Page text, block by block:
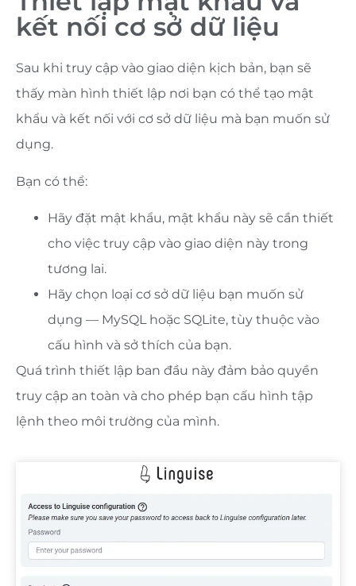
kết nối cơ sở dữ liệu
Sau khi truy cập vào giao diện kịch bản, bạn sẽ
thấy màn hình thiết lập nơi bạn có thể tạo mật
khẩu và kết nối với cơ sở dữ liệu mà bạn muốn sử
dụng.
Bạn có thể:
Hãy đặt mật khẩu, mật khẩu này sẽ cần thiết
cho việc truy cập vào giao diện này trong
tương lai.
Hãy chọn loại cơ sở dữ liệu bạn muốn sử
dụng — MySQL hoặc SQLite, tùy thuộc vào
cấu hình và sở thích của bạn.
Quá trình thiết lập ban đầu này đảm bảo quyền
truy cập an toàn và cho phép bạn cấu hình tập
lệnh theo môi trường của mình.